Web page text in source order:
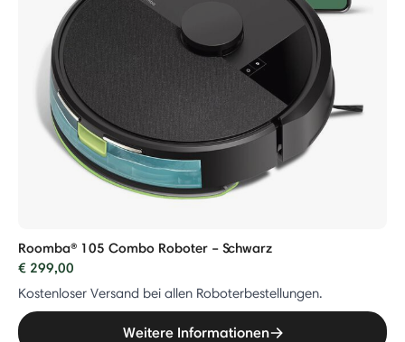
Roomba® 105 Combo Roboter – Schwarz
€ 299,00
Kostenloser Versand bei allen Roboterbestellungen.
Weitere Informationen